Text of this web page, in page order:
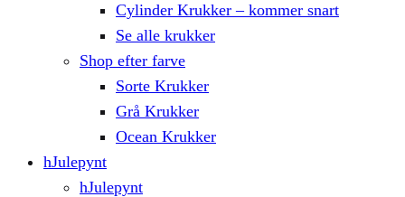
Cylinder Krukker – kommer snart
Se alle krukker
Shop efter farve
Sorte Krukker
Grå Krukker
Ocean Krukker
hJulepynt
hJulepynt